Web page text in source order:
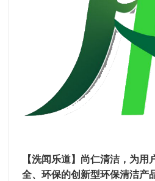
【洗闻乐道】尚仁清洁，为
全、环保的创新型环保清洁产